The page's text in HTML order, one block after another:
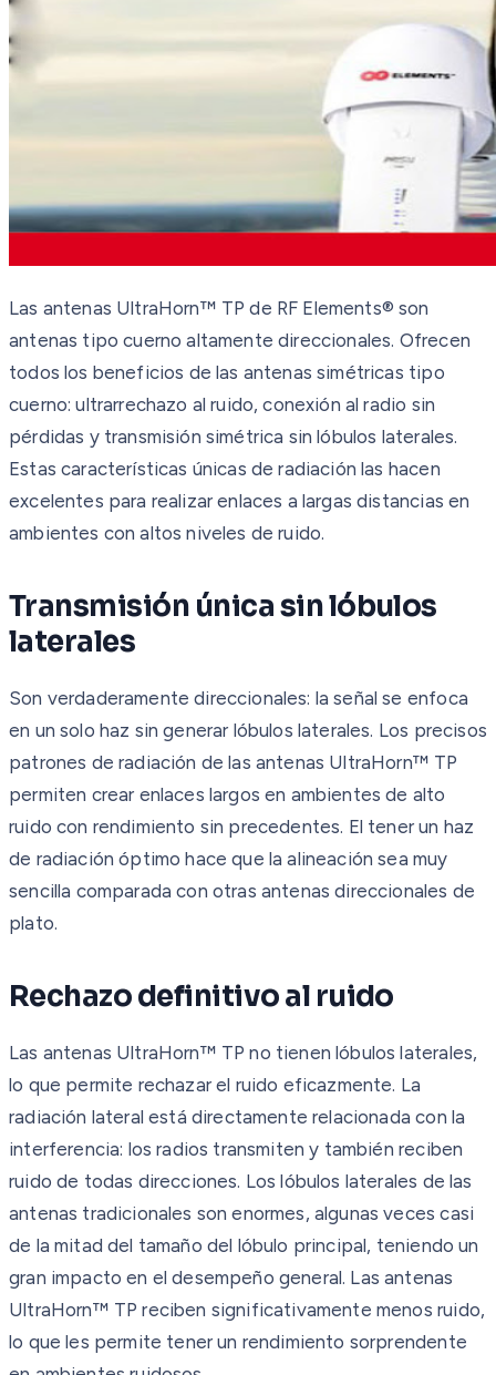
Las antenas UltraHorn™ TP de RF Elements® son
antenas tipo cuerno altamente direccionales. Ofrecen
todos los beneficios de las antenas simétricas tipo
cuerno: ultrarrechazo al ruido, conexión al radio sin
pérdidas y transmisión simétrica sin lóbulos laterales.
Estas características únicas de radiación las hacen
excelentes para realizar enlaces a largas distancias en
ambientes con altos niveles de ruido.
Transmisión única sin lóbulos
laterales
Son verdaderamente direccionales: la señal se enfoca
en un solo haz sin generar lóbulos laterales. Los precisos
patrones de radiación de las antenas UltraHorn™ TP
permiten crear enlaces largos en ambientes de alto
ruido con rendimiento sin precedentes. El tener un haz
de radiación óptimo hace que la alineación sea muy
sencilla comparada con otras antenas direccionales de
plato.
Rechazo definitivo al ruido
Las antenas UltraHorn™ TP no tienen lóbulos laterales,
lo que permite rechazar el ruido eficazmente. La
radiación lateral está directamente relacionada con la
interferencia: los radios transmiten y también reciben
ruido de todas direcciones. Los lóbulos laterales de las
antenas tradicionales son enormes, algunas veces casi
de la mitad del tamaño del lóbulo principal, teniendo un
gran impacto en el desempeño general. Las antenas
UltraHorn™ TP reciben significativamente menos ruido,
lo que les permite tener un rendimiento sorprendente